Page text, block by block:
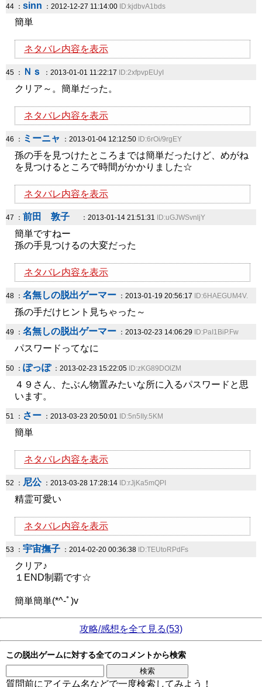
44 ： sinn ：2012-12-27 11:14:00 ID:kjdbvA1bds
簡単
ネタバレ内容を表示
45 ： Ｎｓ ：2013-01-01 11:22:17 ID:2xfpvpEUyI
クリア～。簡単だった。
ネタバレ内容を表示
46 ： ミーニャ ：2013-01-04 12:12:50 ID:6rOi/9rgEY
孫の手を見つけたところまでは簡単だったけど、めがね
を見つけるところで時間がかかりました☆
ネタバレ内容を表示
47 ： 前田 敦子 ：2013-01-14 21:51:31 ID:uGJWSvnljY
簡単ですねー
孫の手見つけるの大変だった
ネタバレ内容を表示
48 ： 名無しの脱出ゲーマー ：2013-01-19 20:56:17 ID:6HAEGUM4V.
孫の手だけヒント見ちゃった～
49 ： 名無しの脱出ゲーマー ：2013-02-23 14:06:29 ID:PaI1BiP.Fw
パスワードってなに
50 ： ぽっぽ：2013-02-23 15:22:05 ID:zKG89DOlZM
４９さん、たぶん物置みたいな所に入るパスワードと思
います。
51 ： さー ：2013-03-23 20:50:01 ID:5n5IIy.5KM
簡単
ネタバレ内容を表示
52 ： 尼公：2013-03-28 17:28:14 ID:rJjKa5mQPI
精霊可愛い
ネタバレ内容を表示
53 ： 宇宙撫子 ：2014-02-20 00:36:38 ID:TEUtoRPdFs
クリア♪
１END制覇です☆
簡単簡単(*^-ﾟ)v
攻略/感想を全て見る(53)
この脱出ゲームに対する全てのコメントから検索
質問前にアイテム名などで一度検索してみよう！